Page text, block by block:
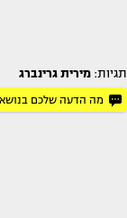
תגיות: מירית גרינברג
מה הדעה שלכם